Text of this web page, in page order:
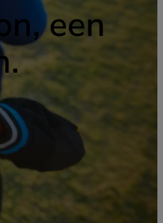
een